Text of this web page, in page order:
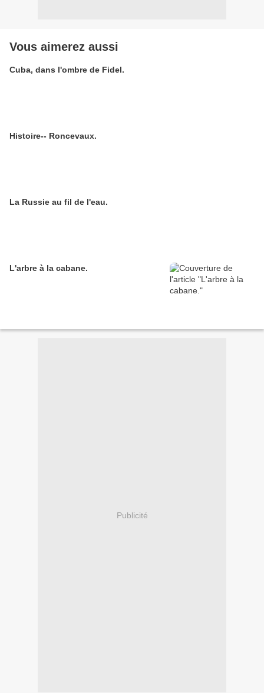
Vous aimerez aussi
Cuba, dans l'ombre de Fidel.
Histoire-- Roncevaux.
La Russie au fil de l'eau.
L'arbre à la cabane.
Publicité